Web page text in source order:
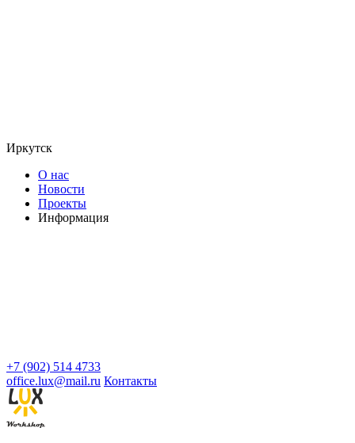
Иркутск
О нас
Новости
Проекты
Информация
+7 (902) 514 4733
office.lux@mail.ru Контакты